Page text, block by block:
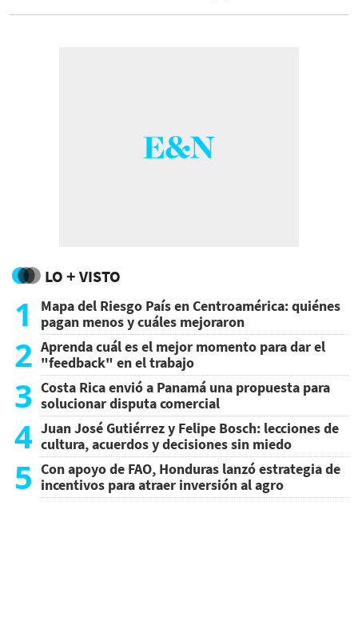
reconocido como Empresario Admirado y de
LO + VISTO
1
Mapa del Riesgo País en Centroamérica: quiénes
pagan menos y cuáles mejoraron
2 Aprenda cuál es el mejor momento para dar el
"feedback" en el trabajo
3 Costa Rica envió a Panamá una propuesta para
solucionar disputa comercial
4 Juan José Gutiérrez y Felipe Bosch: lecciones de
cultura, acuerdos y decisiones sin miedo
5 Con apoyo de FAO, Honduras lanzó estrategia de
incentivos para atraer inversión al agro